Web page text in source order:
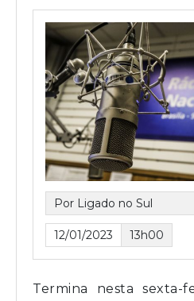
Por Ligado no Sul
12/01/2023 13h00
Termina nesta sexta-